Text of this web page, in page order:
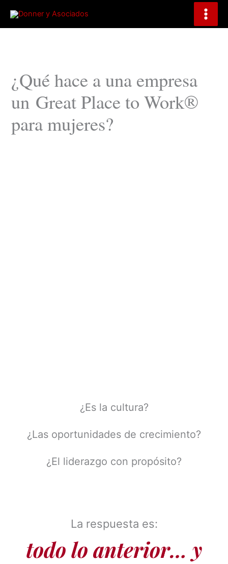
contenido
¿Qué hace a una empresa
un Great Place to Work®
para mujeres?
¿Es la cultura?
¿Las oportunidades de crecimiento?
¿El liderazgo con propósito?
La respuesta es:
todo lo anterior… y
u